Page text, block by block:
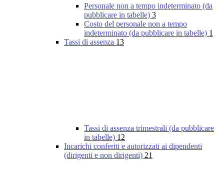
Personale non a tempo indeterminato (da
pubblicare in tabelle) 3
Costo del personale non a tempo
indeterminato (da pubblicare in tabelle) 1
Tassi di assenza 13
Tassi di assenza trimestrali (da pubblicare
in tabelle) 12
Incarichi conferiti e autorizzati ai dipendenti
(dirigenti e non dirigenti) 21